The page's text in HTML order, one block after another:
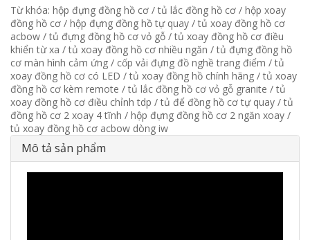
Từ khóa: hộp đựng đồng hồ cơ /tủ lắc đồng hồ cơ / hộp xoay
đồng hồ cơ / hộp đựng đồng hồ tự quay /tủ xoay đồng hồ cơ
acbow /tủ đựng đồng hồ cơ vỏ gỗ /tủ xoay đồng hồ cơ điều
khiển từ xa /tủ xoay đồng hồ cơ nhiều ngăn /tủ đựng đồng hồ
cơ màn hình cảm ứng / cốp vải đựng đồ nghề trang điểm /tủ
xoay đồng hồ cơ có LED /tủ xoay đồng hồ chính hãng /tủ xoay
đồng hồ cơ kèm remote /tủ lắc đồng hồ cơ vỏ gỗ granite /tủ
xoay đồng hồ cơ điều chỉnh tdp /tủ để đồng hồ cơ tự quay /tủ
đồng hồ cơ 2 xoay 4 tĩnh / hộp đựng đồng hồ cơ 2 ngăn xoay /
tủ xoay đồng hồ cơ acbow dòng iw
Mô tả sản phẩm